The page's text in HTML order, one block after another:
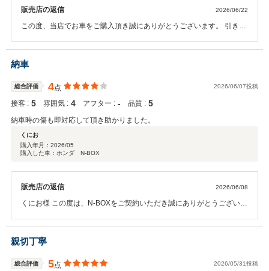
販売店の返信 2026/06/22
この度、当店でお車をご購入頂き誠にありがとうございます。 引き続
すので末永くお付き合いよろしくお願いいたします。
納車
総合評価 4点 2026/06/07投稿
接客 : 5 雰囲気 : 4 アフター : ‐ 品質 : 5
納車時の傷も即対応して頂き助かりました。
くにお
購入年月： 2026/05
購入した車：ホンダ N-BOX
販売店の返信 2026/06/08
くにお様 この度は、N-BOXをご契約いただき誠にありがとうございま
車の調子はいかがでしょうか。くにお様のカーライフをサポートして
参ります。 今後とも末長いお付き合いを宜しくお願いいたします。
親切丁寧
総合評価 5点 2026/05/31投稿